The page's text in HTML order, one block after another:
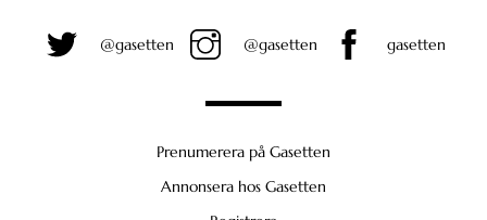
@gasetten @gasetten gasetten
Prenumerera på Gasetten
Annonsera hos Gasetten